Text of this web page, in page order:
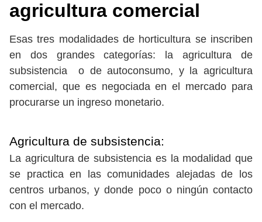
agricultura comercial
Esas tres modalidades de horticultura se inscriben
en dos grandes categorías: la agricultura de
subsistencia o de autoconsumo, y la agricultura
comercial, que es negociada en el mercado para
procurarse un ingreso monetario.
Agricultura de subsistencia:
La agricultura de subsistencia es la modalidad que
se practica en las comunidades alejadas de los
centros urbanos, y donde poco o ningún contacto
con el mercado.